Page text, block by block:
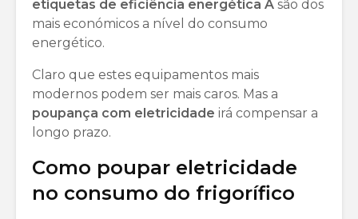
etiquetas de eficiência energética A são dos
mais económicos a nível do consumo
energético.
Claro que estes equipamentos mais
modernos podem ser mais caros. Mas a
poupança com eletricidade irá compensar a
longo prazo.
Como poupar eletricidade
no consumo do frigorífico